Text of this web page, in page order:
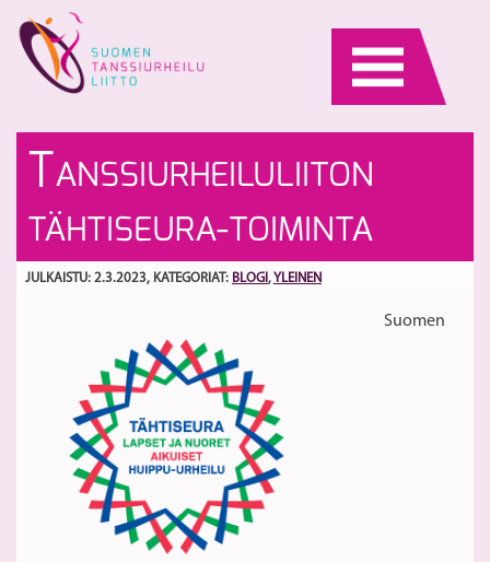
content
ANSSIURHEILULIITON
TÄHTISEURA-TOIMINTA
JULKAISTU: 2.3.2023, KATEGORIAT: BLOGI , YLEINEN
Suomen